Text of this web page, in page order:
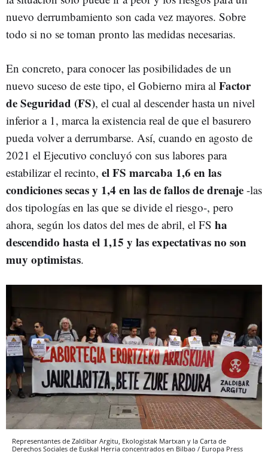
nuevo derrumbamiento son cada vez mayores. Sobre
todo si no se toman pronto las medidas necesarias.
En concreto, para conocer las posibilidades de un
nuevo suceso de este tipo, el Gobierno mira al Factor
de Seguridad (FS), el cual al descender hasta un nivel
inferior a 1, marca la existencia real de que el basurero
pueda volver a derrumbarse. Así, cuando en agosto de
2021 el Ejecutivo concluyó con sus labores para
estabilizar el recinto, el FS marcaba 1,6 en las
condiciones secas y 1,4 en las de fallos de drenaje -las
dos tipologías en las que se divide el riesgo-, pero
ahora, según los datos del mes de abril, el FS ha
descendido hasta el 1,15 y las expectativas no son
muy optimistas.
Representantes de Zaldibar Argitu, Ekologistak Martxan y la Carta de
Derechos Sociales de Euskal Herria concentrados en Bilbao / Europa Press